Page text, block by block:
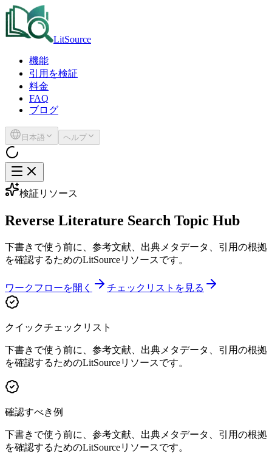
LitSource
機能
引用を検証
料金
FAQ
ブログ
日本語 ヘルプ
検証リソース
Reverse Literature Search Topic Hub
下書きで使う前に、参考文献、出典メタデータ、引用の根拠
を確認するためのLitSourceリソースです。
ワークフローを開く チェックリストを見る
クイックチェックリスト
下書きで使う前に、参考文献、出典メタデータ、引用の根拠
を確認するためのLitSourceリソースです。
確認すべき例
下書きで使う前に、参考文献、出典メタデータ、引用の根拠
を確認するためのLitSourceリソースです。